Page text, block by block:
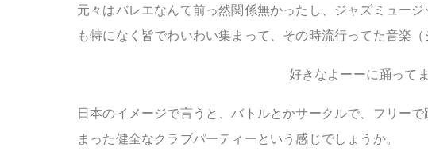
元々はバレエなんて前っ然関係無かったし、ジャズミュー
も特になく皆でわいわい集まって、その時流行ってた音楽
好きなよーーに踊ってま
日本のイメージで言うと、バトルとかサークルで、フリー
まった健全なクラブパーティーという感じでしょうか。